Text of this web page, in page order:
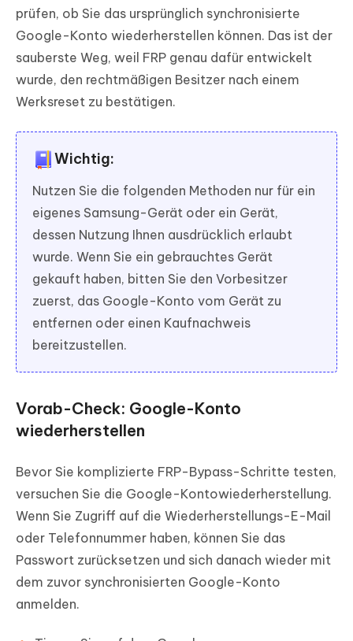
prüfen, ob Sie das ursprünglich synchronisierte
Google-Konto wiederherstellen können. Das ist der
sauberste Weg, weil FRP genau dafür entwickelt
wurde, den rechtmäßigen Besitzer nach einem
Werksreset zu bestätigen.
Wichtig:
Nutzen Sie die folgenden Methoden nur für ein
eigenes Samsung-Gerät oder ein Gerät,
dessen Nutzung Ihnen ausdrücklich erlaubt
wurde. Wenn Sie ein gebrauchtes Gerät
gekauft haben, bitten Sie den Vorbesitzer
zuerst, das Google-Konto vom Gerät zu
entfernen oder einen Kaufnachweis
bereitzustellen.
Vorab-Check: Google-Konto
wiederherstellen
Bevor Sie komplizierte FRP-Bypass-Schritte testen,
versuchen Sie die Google-Kontowiederherstellung.
Wenn Sie Zugriff auf die Wiederherstellungs-E-Mail
oder Telefonnummer haben, können Sie das
Passwort zurücksetzen und sich danach wieder mit
dem zuvor synchronisierten Google-Konto
anmelden.